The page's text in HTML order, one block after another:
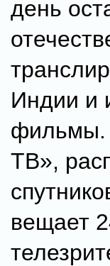
день
Индии и
фильмы.
ТВ»,
вещает